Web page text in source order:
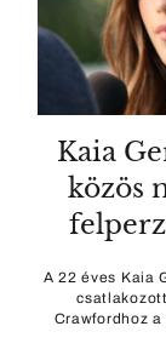
Kaia
közös
A 22 éves Kaia
Crawfordhoz